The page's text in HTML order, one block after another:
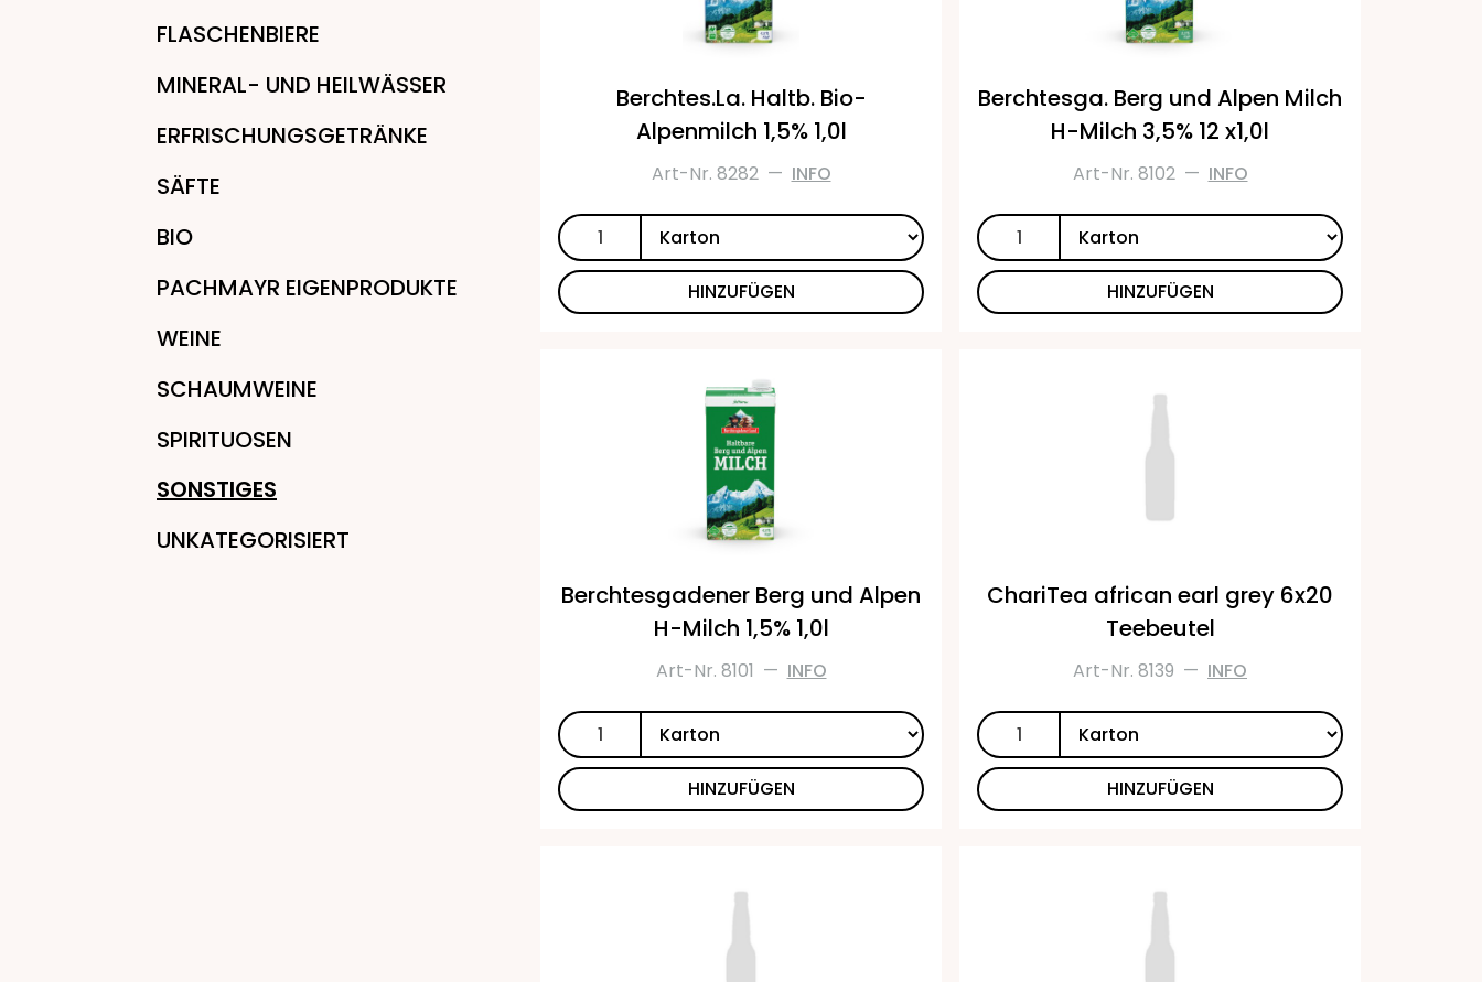
FLASCHENBIERE
MINERAL- UND HEILWÄSSER
ERFRISCHUNGSGETRÄNKE
SÄFTE
BIO
PACHMAYR EIGENPRODUKTE
WEINE
SCHAUMWEINE
SPIRITUOSEN
SONSTIGES
UNKATEGORISIERT
Berchtes.La. Haltb. Bio-
Alpenmilch 1,5% 1,0l
Art-Nr. 8282 — INFO
HINZUFÜGEN
Berchtesga. Berg und Alpen Milch
H-Milch 3,5% 12 x1,0l
Art-Nr. 8102 — INFO
HINZUFÜGEN
Berchtesgadener Berg und Alpen
H-Milch 1,5% 1,0l
Art-Nr. 8101 — INFO
HINZUFÜGEN
ChariTea african earl grey 6x20
Teebeutel
Art-Nr. 8139 — INFO
HINZUFÜGEN